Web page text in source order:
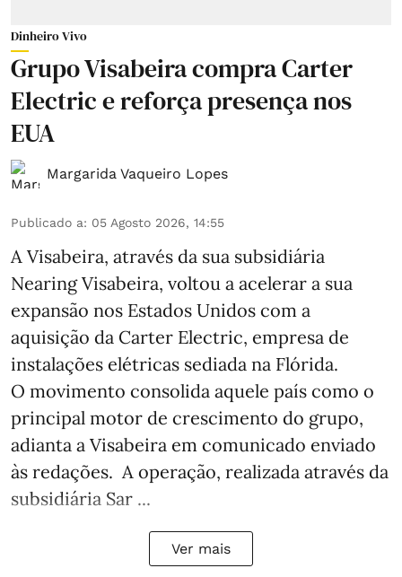
Dinheiro Vivo
Grupo Visabeira compra Carter
Electric e reforça presença nos
EUA
Margarida Vaqueiro Lopes
Publicado a: 05 Agosto 2026, 14:55
A Visabeira, através da sua subsidiária
Nearing Visabeira, voltou a acelerar a sua
expansão nos Estados Unidos com a
aquisição da Carter Electric, empresa de
instalações elétricas sediada na Flórida.
O movimento consolida aquele país como o
principal motor de crescimento do grupo,
adianta a Visabeira em comunicado enviado
às redações. A operação, realizada através da
subsidiária Sar ...
Ver mais